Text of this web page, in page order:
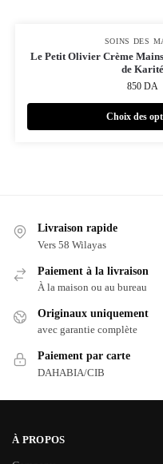
SOINS DES
Le Petit Olivier Crème
de Karité
850DA
Choix des
Livraison rapide
Vers 58 Wilayas
Paiement à la livraison
À la maison ou au bureau
Originaux uniquement
avec garantie complète
Paiement par carte
DAHABIA/CIB
À PROPOS